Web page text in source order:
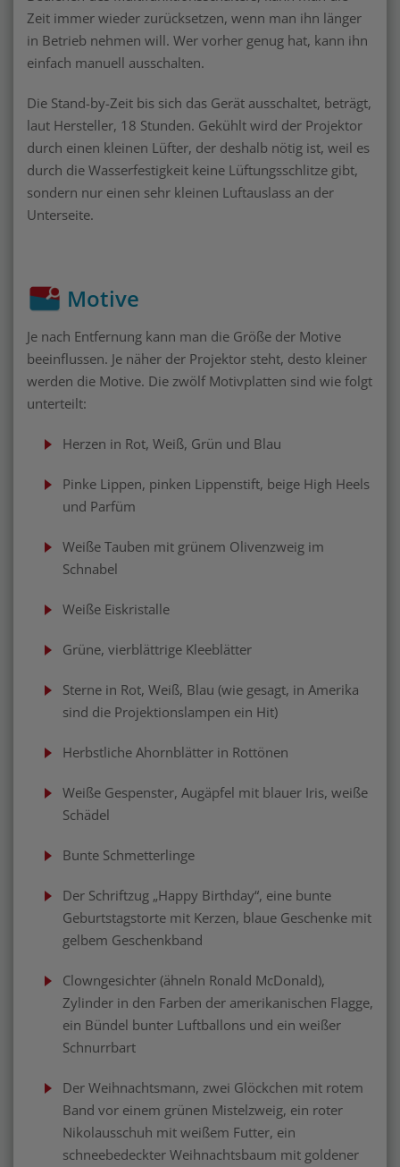
Zeit immer wieder zurücksetzen, wenn man ihn länger
in Betrieb nehmen will. Wer vorher genug hat, kann ihn
einfach manuell ausschalten.
Die Stand-by-Zeit bis sich das Gerät ausschaltet, beträgt,
laut Hersteller, 18 Stunden. Gekühlt wird der Projektor
durch einen kleinen Lüfter, der deshalb nötig ist, weil es
durch die Wasserfestigkeit keine Lüftungsschlitze gibt,
sondern nur einen sehr kleinen Luftauslass an der
Unterseite.
Motive
Je nach Entfernung kann man die Größe der Motive
beeinflussen. Je näher der Projektor steht, desto kleiner
werden die Motive. Die zwölf Motivplatten sind wie folgt
unterteilt:
Herzen in Rot, Weiß, Grün und Blau
Pinke Lippen, pinken Lippenstift, beige High Heels
und Parfüm
Weiße Tauben mit grünem Olivenzweig im
Schnabel
Weiße Eiskristalle
Grüne, vierblättrige Kleeblätter
Sterne in Rot, Weiß, Blau (wie gesagt, in Amerika
sind die Projektionslampen ein Hit)
Herbstliche Ahornblätter in Rottönen
Weiße Gespenster, Augäpfel mit blauer Iris, weiße
Schädel
Bunte Schmetterlinge
Der Schriftzug „Happy Birthday“, eine bunte
Geburtstagstorte mit Kerzen, blaue Geschenke mit
gelbem Geschenkband
Clowngesichter (ähneln Ronald McDonald),
Zylinder in den Farben der amerikanischen Flagge,
ein Bündel bunter Luftballons und ein weißer
Schnurrbart
Der Weihnachtsmann, zwei Glöckchen mit rotem
Band vor einem grünen Mistelzweig, ein roter
Nikolausschuh mit weißem Futter, ein
schneebedeckter Weihnachtsbaum mit goldener